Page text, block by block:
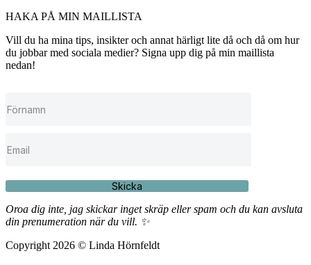
HAKA PÅ MIN MAILLISTA
Vill du ha mina tips, insikter och annat härligt lite då och då om hur
du jobbar med sociala medier? Signa upp dig på min maillista
nedan!
Skicka
Oroa dig inte, jag skickar inget skräp eller spam och du kan avsluta
din prenumeration när du vill. ✨
Copyright 2026 © Linda Hörnfeldt